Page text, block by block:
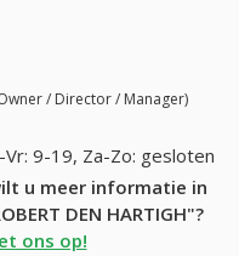
/ Director / Manager)
Vr: 9-19, Za-Zo: gesloten
u meer informatie in
DEN HARTIGH"?
ons op!